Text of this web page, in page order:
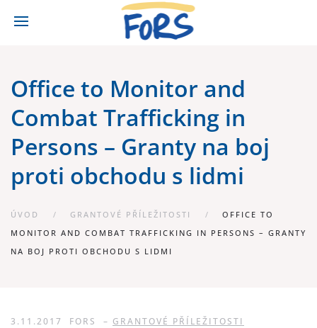
Office to Monitor and
Combat Trafficking in
Persons – Granty na boj
proti obchodu s lidmi
ÚVOD GRANTOVÉ PŘÍLEŽITOSTI
OFFICE TO
MONITOR AND COMBAT TRAFFICKING IN PERSONS – GRANTY
NA BOJ PROTI OBCHODU S LIDMI
3.11.2017 FORS – GRANTOVÉ PŘÍLEŽITOSTI